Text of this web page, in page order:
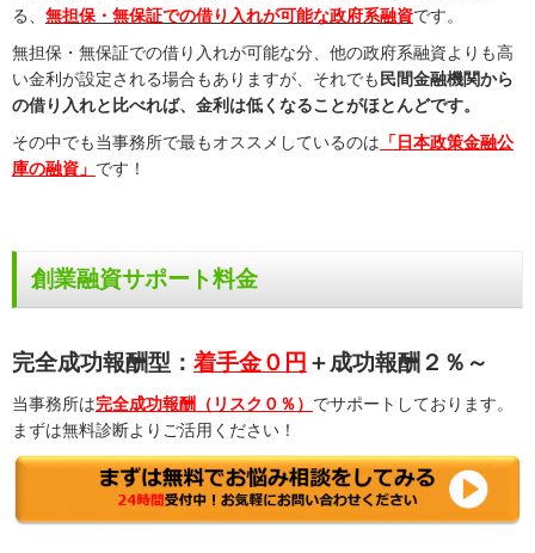
る、 無担保・無保証での借り入れが可能な政府系融資です。
無担保・無保証での借り入れが可能な分、他の政府系融資よりも高
い金利が設定される場合もありますが、それでも 民間金融機関から
の借り入れと比べれば、金利は低くなることがほとんどです。
その中でも当事務所で最もオススメしているのは 「日本政策金融公
庫の融資」 です！
創業融資サポート料金
完全成功報酬型： 着手金０円 ＋成功報酬２％～
当事務所は完全成功報酬（リスク０％） でサポートしております。
まずは無料診断よりご活用ください！